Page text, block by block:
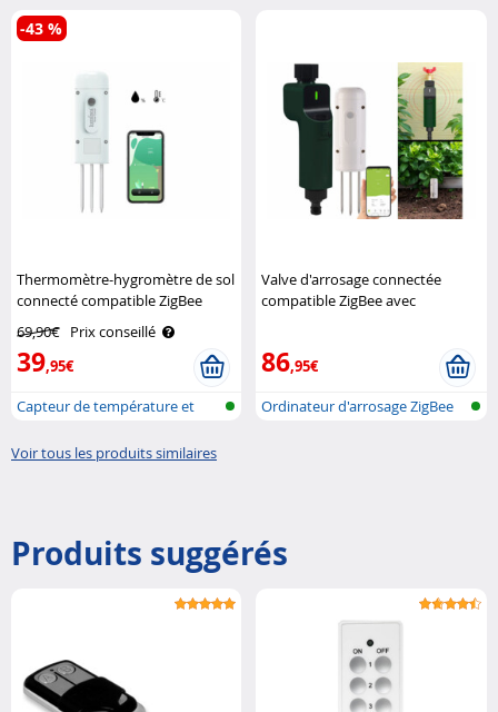
avec cap..
Thermomètre-hygromètre de sol
connecté compatible ZigBee
Luminea Home Control
69,90€ Prix conseillé
39,95€
-43 %
Capteur de température et
Valve d'arrosage connectée
compatible ZigBee avec
86,95€
Ordinateur d'arrosage ZigBee
Voir tous les produits similaires
Produits suggérés